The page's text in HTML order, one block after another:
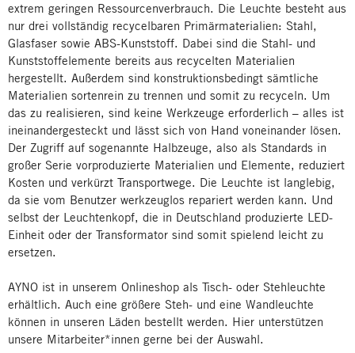
extrem geringen Ressourcenverbrauch. Die Leuchte besteht aus
nur drei vollständig recycelbaren Primärmaterialien: Stahl,
Glasfaser sowie ABS-Kunststoff. Dabei sind die Stahl- und
Kunststoffelemente bereits aus recycelten Materialien
hergestellt. Außerdem sind konstruktionsbedingt sämtliche
Materialien sortenrein zu trennen und somit zu recyceln. Um
das zu realisieren, sind keine Werkzeuge erforderlich – alles ist
ineinandergesteckt und lässt sich von Hand voneinander lösen.
Der Zugriff auf sogenannte Halbzeuge, also als Standards in
großer Serie vorproduzierte Materialien und Elemente, reduziert
Kosten und verkürzt Transportwege. Die Leuchte ist langlebig,
da sie vom Benutzer werkzeuglos repariert werden kann. Und
selbst der Leuchtenkopf, die in Deutschland produzierte LED-
Einheit oder der Transformator sind somit spielend leicht zu
ersetzen.
AYNO ist in unserem Onlineshop als Tisch- oder Stehleuchte
erhältlich. Auch eine größere Steh- und eine Wandleuchte
können in unseren Läden bestellt werden. Hier unterstützen
unsere Mitarbeiter*innen gerne bei der Auswahl.